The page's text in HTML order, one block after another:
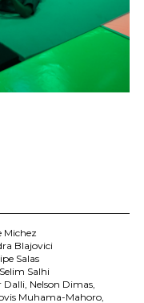
Michez
Blajovici
Salas
Salhi
Dalli, Nelson Dimas,
Muhama-Mahoro,